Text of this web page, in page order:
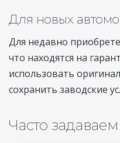
Для новых
Для недавно
что находятся на
использовать
сохранить заводские
Часто